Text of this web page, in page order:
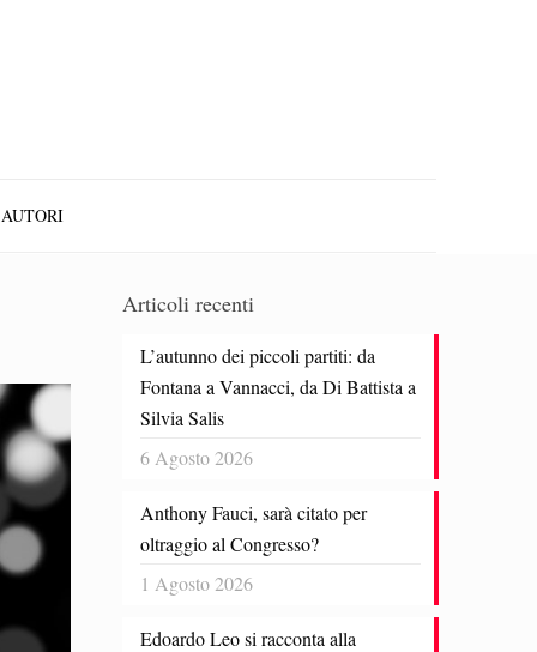
AUTORI
Articoli recenti
L’autunno dei piccoli partiti: da
Fontana a Vannacci, da Di Battista a
Silvia Salis
6 Agosto 2026
Anthony Fauci, sarà citato per
oltraggio al Congresso?
1 Agosto 2026
Edoardo Leo si racconta alla